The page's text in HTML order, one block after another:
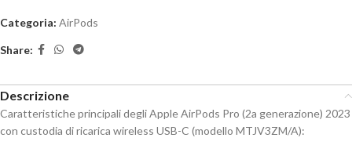
Categoria: AirPods
Share:
Descrizione
Caratteristiche principali degli Apple AirPods Pro (2a generazione) 2023
con custodia di ricarica wireless USB-C (modello MTJV3ZM/A):